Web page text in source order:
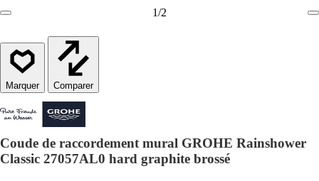
1/2
Comparer
Coude de raccordement mural GROHE Rainshower
Classic 27057AL0 hard graphite brossé